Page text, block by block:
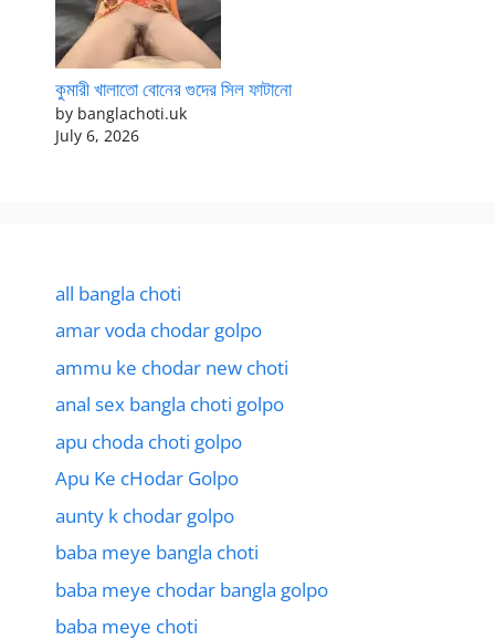
কুমারী খালাতো বোনের গুদের সিল ফাটানো
by banglachoti.uk
July 6, 2026
all bangla choti
amar voda chodar golpo
ammu ke chodar new choti
anal sex bangla choti golpo
apu choda choti golpo
Apu Ke cHodar Golpo
aunty k chodar golpo
baba meye bangla choti
baba meye chodar bangla golpo
baba meye choti